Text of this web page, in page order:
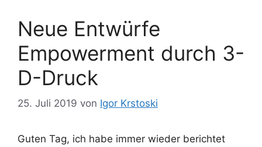
Neue Entwürfe
Empowerment durch 3-
D-Druck
25. Juli 2019 von Igor Krstoski
Guten Tag, ich habe immer wieder berichtet